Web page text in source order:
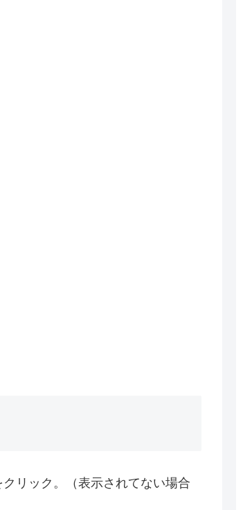
リック。（表示されてない場合